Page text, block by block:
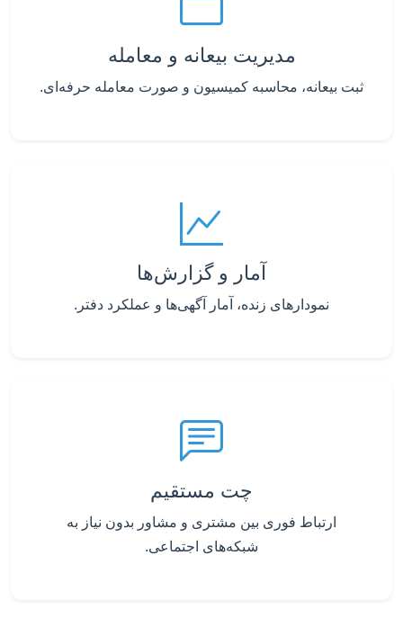
مدیریت بیعانه و معامله
ثبت بیعانه، محاسبه کمیسیون و صورت معامله حرفه‌ای.
آمار و گزارش‌ها
نمودارهای زنده، آمار آگهی‌ها و عملکرد دفتر.
چت مستقیم
ارتباط فوری بین مشتری و مشاور بدون نیاز به
شبکه‌های اجتماعی.